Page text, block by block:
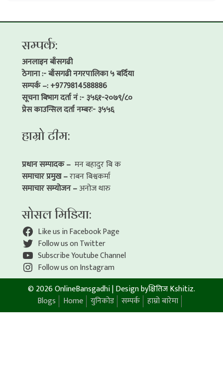
सम्पर्क:
अनलाइन बाँसगढी
ठेगाना :- बाँसगढी नगरपालिका ५ बर्दिया
सम्पर्क –: +9779814588886
सूचना बिभाग दर्ता नं :- ३५६१-२०७९/८०
प्रेस काउन्सिल दर्ता नम्बरः- ३५५६
हाम्रो टीम:
प्रधान सम्पादक – मन बहादुर बि क
समाचार प्रमुख –राबन बिश्वकर्मा
समाचार सम्योजन –अनोज थारु
सोसल मिडिया:
Like us in Facebook Page
Follow us on Twitter
Subscribe Youtube Channel
Follow us on Instagram
© 2026 OnlineBansgadhi|Design byक्षितिज Kshitiz.
Blogs
Home युनिकोड सम्पर्क हाम्रो बारेमा